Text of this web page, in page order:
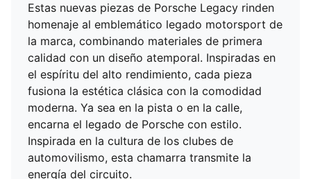
Estas nuevas piezas de Porsche Legacy rinden
homenaje al emblemático legado motorsport de
la marca, combinando materiales de primera
calidad con un diseño atemporal. Inspiradas en
el espíritu del alto rendimiento, cada pieza
fusiona la estética clásica con la comodidad
moderna. Ya sea en la pista o en la calle,
encarna el legado de Porsche con estilo.
Inspirada en la cultura de los clubes de
automovilismo, esta chamarra transmite la
energía del circuito.